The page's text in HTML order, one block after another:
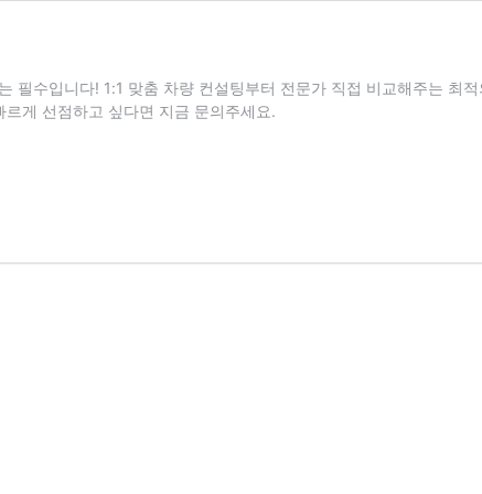
필수입니다! 1:1 맞춤 차량 컨설팅부터 전문가 직접 비교해주는 최
게 선점하고 싶다면 지금 문의주세요.